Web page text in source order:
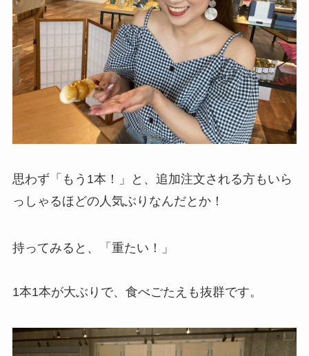
思わず「もう1本！」と、追加注文される方もいら
っしゃるほどの人気ぶりなんだとか！
持ってみると、「重たい！」
1本1本が大ぶりで、食べごたえも抜群です。